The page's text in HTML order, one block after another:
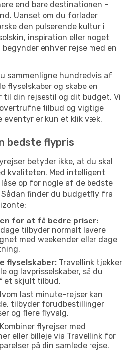
end bare destinationen –
Uanset om du forlader
den pulserende kultur i
inspiration eller noget
enhver rejse med en
sammenligne hundredvis af
flyselskaber og skabe en
til din rejsestil og dit budget. Vi
tilbud og vigtige
eventyr er kun et klik væk.
bedste flypris
betyder ikke, at du skal
kvaliteten. Med intelligent
op for nogle af de bedste
finder du budgetfly fra
for at få bedre priser:
tilbyder normalt lavere
med weekender eller dage
flyselskaber: Travellink tjekker
og lavprisselskaber, så du
et skjult tilbud.
last minute-rejser kan
tilbyder forudbestillinger
og flere flyvalg.
Kombiner flyrejser med
eller billeje via Travellink for
på din samlede rejse.